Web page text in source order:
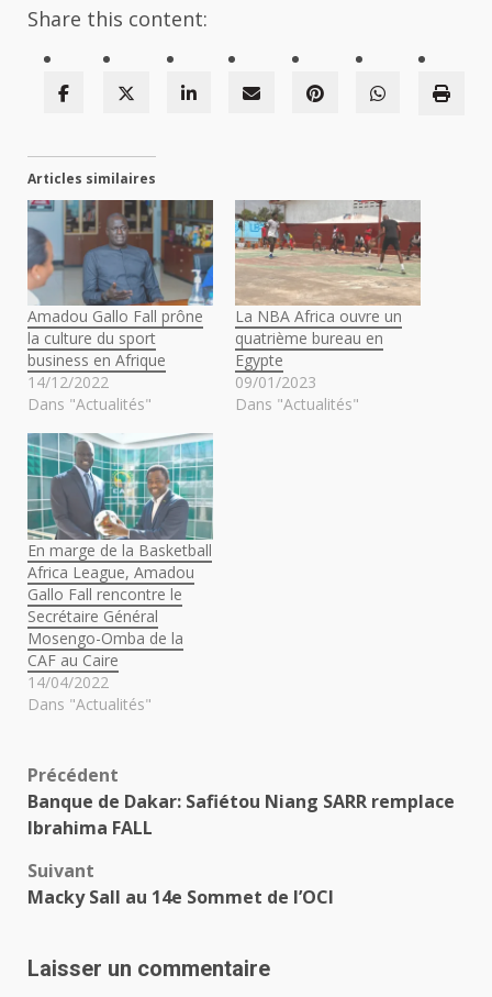
Share this content:
Articles similaires
Amadou Gallo Fall prône
la culture du sport
business en Afrique
14/12/2022
Dans "Actualités"
La NBA Africa ouvre un
quatrième bureau en
Egypte
09/01/2023
Dans "Actualités"
En marge de la Basketball
Africa League, Amadou
Gallo Fall rencontre le
Secrétaire Général
Mosengo-Omba de la
CAF au Caire
14/04/2022
Dans "Actualités"
Navigation
d’article
Précédent
Banque de Dakar: Safiétou Niang SARR remplace
Ibrahima FALL
Suivant
Macky Sall au 14e Sommet de l’OCI
Laisser un commentaire